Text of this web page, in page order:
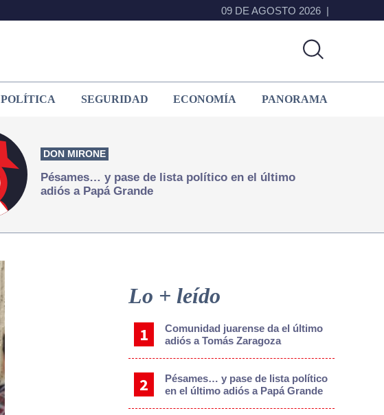
09 DE AGOSTO 2026
POLÍTICA SEGURIDAD ECONOMÍA PANORAMA
DON MIRONE
Pésames… y pase de lista político en el último
adiós a Papá Grande
Sidebar
Lo + leído
Comunidad juarense da el último
adiós a Tomás Zaragoza
Pésames… y pase de lista político
en el último adiós a Papá Grande